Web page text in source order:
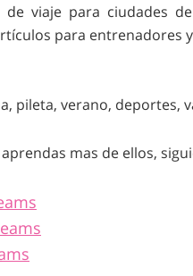
viaje para ciudades
para entrenadores
mas de ellos,